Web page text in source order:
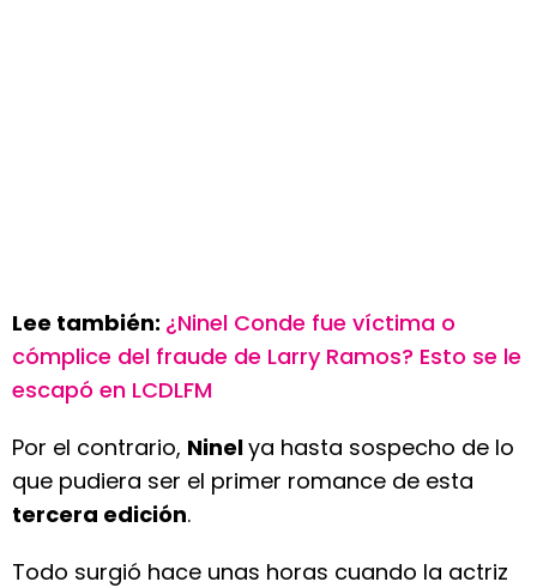
Lee también: ¿Ninel Conde fue víctima o
cómplice del fraude de Larry Ramos? Esto se le
escapó en LCDLFM
Por el contrario, Ninelya hasta sospecho de lo
que pudiera ser el primer romance de esta
tercera edición.
Todo surgió hace unas horas cuando la actriz